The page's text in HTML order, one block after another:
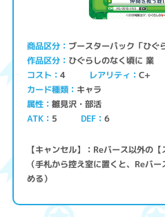
商品区分 ブースターパック「ひぐ
作品区分 ひぐらしのなく頃に 業
コスト 4 レアリティ C+
カード種類 キャラ
属性 雛見沢・部活
ATK 5 DEF 6
【キャンセル】：Reバース以外の【
（手札から控え室に置くと、Reバ
める）